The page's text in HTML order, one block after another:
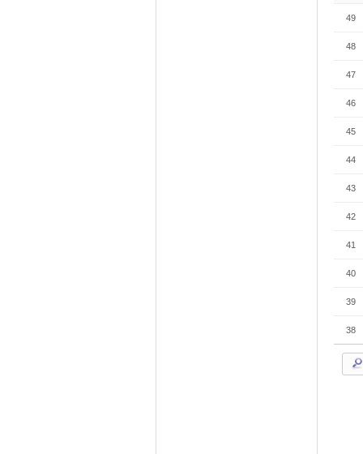
49
48
47
46
45
44
43
42
41
40
39
38